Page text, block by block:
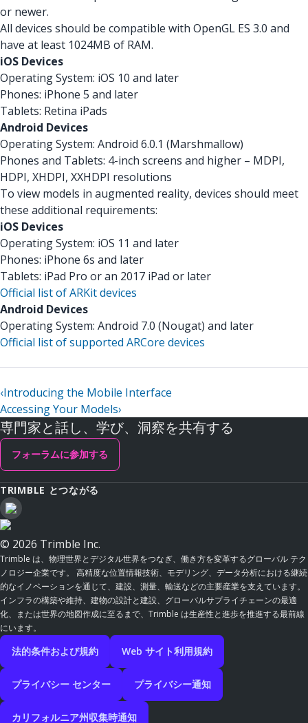
or newer.
All devices should be compatible with OpenGL ES 3.0 and
have at least 1024MB of RAM.
iOS Devices
Operating System: iOS 10 and later
Phones: iPhone 5 and later
Tablets: Retina iPads
Android Devices
Operating System: Android 6.0.1 (Marshmallow)
Phones and Tablets: 4-inch screens and higher – MDPI,
HDPI, XHDPI, XXHDPI resolutions
To view models in augmented reality, devices should meet
these additional requirements:
iOS Devices
Operating System: iOS 11 and later
Phones: iPhone 6s and later
Tablets: iPad Pro or an 2017 iPad or later
Official list of ARKit devices
Android Devices
Operating System: Android 7.0 (Nougat) and later
Official list of supported ARCore devices
‹Introducing the Mobile Interface
Accessing Your Models›
専門家と話し、学び、洞察を共有する
フォーラムに参加する
TRIMBLE とつながる
© 2026 Trimble Inc.
Trimble は、物理世界とデジタル世界をつなぎ、働き方を変革するグローバル テク
ノロジー企業です。 高精度な位置情報技術、モデリング、データ分析における継続
的なイノベーションを通じて、建設、測量、輸送などの主要産業を支えています。
インフラの構築や維持、建物の設計と建設、グローバルサプライチェーンの最適
化、または世界の地図作成に至るまで、Trimble は生産性と進歩を推進する最前線
にいます。
法的条件および規約 Web サイト利用規約
プライバシー センター プライバシー通知
カリフォルニア州収集時通知